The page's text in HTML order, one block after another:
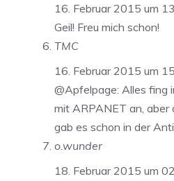
16. Februar 2015 um
Geil! Freu mich schon!
TMC
16. Februar 2015 um
@Apfelpage: Alles fing
mit ARPANET an, aber
gab es schon in der
o.wunder
18. Februar 2015 um